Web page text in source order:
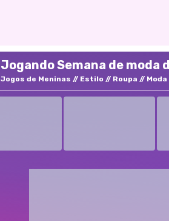
Jogando Semana de moda
Jogos de Meninas Estilo Roupa Moda